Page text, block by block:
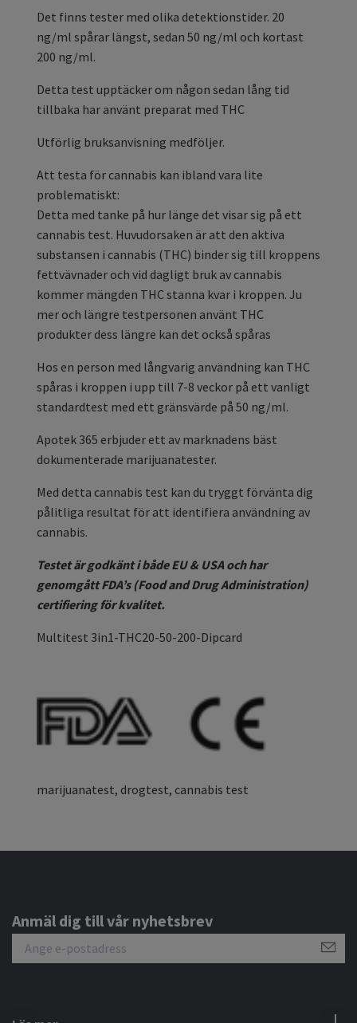
Det finns tester med olika detektionstider. 20
ng/ml spårar längst, sedan 50 ng/ml och kortast
200 ng/ml.
Detta test upptäcker om någon sedan lång tid
tillbaka har använt preparat med THC
Utförlig bruksanvisning medföljer.
Att testa för cannabis kan ibland vara lite
problematiskt:
Detta med tanke på hur länge det visar sig på ett
cannabis test. Huvudorsaken är att den aktiva
substansen i cannabis (THC) binder sig till kroppens
fettvävnader och vid dagligt bruk av cannabis
kommer mängden THC stanna kvar i kroppen. Ju
mer och längre testpersonen använt THC
produkter dess längre kan det också spåras
Hos en person med långvarig användning kan THC
spåras i kroppen i upp till 7-8 veckor på ett vanligt
standardtest med ett gränsvärde på 50 ng/ml.
Apotek 365 erbjuder ett av marknadens bäst
dokumenterade marijuanatester.
Med detta cannabis test kan du tryggt förvänta dig
pålitliga resultat för att identifiera användning av
cannabis.
Testet är godkänt i både EU & USA och har
genomgått FDA’s (Food and Drug Administration)
certifiering för kvalitet.
Multitest 3in1-THC20-50-200-Dipcard
marijuanatest, drogtest, cannabis test
Anmäl dig till vår nyhetsbrev